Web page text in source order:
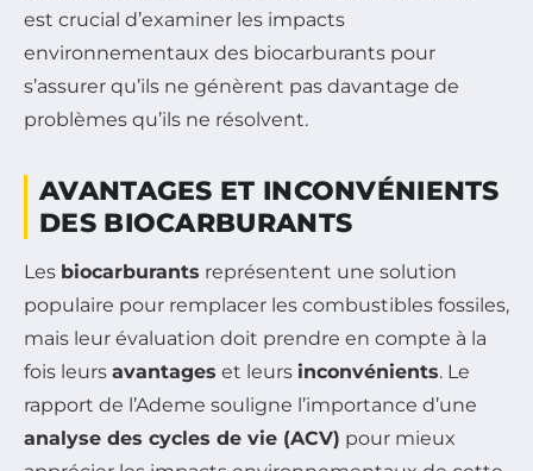
est crucial d’examiner les impacts
environnementaux des biocarburants pour
s’assurer qu’ils ne génèrent pas davantage de
problèmes qu’ils ne résolvent.
AVANTAGES ET INCONVÉNIENTS
DES BIOCARBURANTS
Les biocarburants représentent une solution
populaire pour remplacer les combustibles fossiles,
mais leur évaluation doit prendre en compte à la
fois leurs avantages et leurs inconvénients. Le
rapport de l’Ademe souligne l’importance d’une
analyse des cycles de vie (ACV) pour mieux